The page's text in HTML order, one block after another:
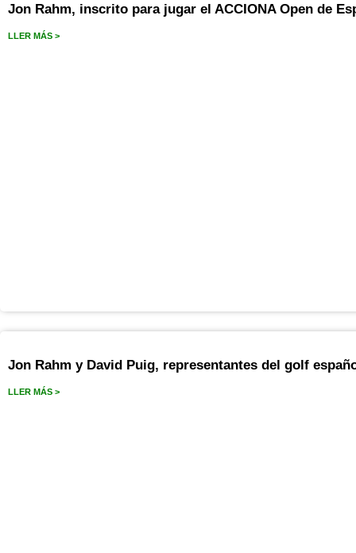
Jon Rahm, inscrito para jugar el ACCIONA Open de
LLER MÁS >
Jon Rahm y David Puig, representantes del golf
LLER MÁS >